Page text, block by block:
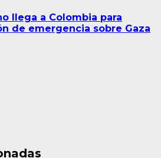
llega a Colombia para
de emergencia sobre Gaza